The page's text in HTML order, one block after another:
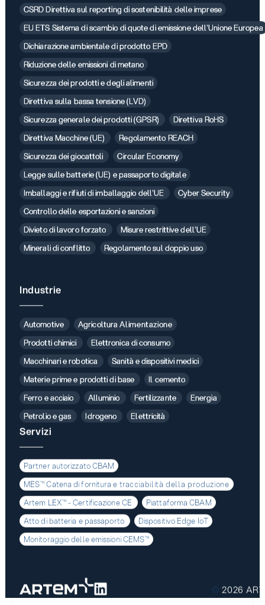
CSRD Direttiva sul reporting di sostenibilità delle imprese
EU ETS Sistema di scambio di quote di emissione dell'Unione Europea
Dichiarazione ambientale di prodotto EPD
Riduzione delle emissioni di metano
Sicurezza dei prodotti e degli alimenti
Direttiva sulla bassa tensione (LVD)
Sicurezza generale dei prodotti (GPSR)
Direttiva RoHS
Direttiva Macchine (UE)
Regolamento REACH
Sicurezza dei giocattoli
Circular Economy
Legge sulle batterie (UE) e passaporto digitale
Imballaggi e rifiuti di imballaggio dell'UE
Cyber Security
Controllo delle esportazioni e sanzioni
Divieto di lavoro forzato
Misure restrittive dell'UE
Minerali di conflitto
Regolamento sul doppio uso
Industrie
Automotive
Agricoltura Alimentazione
Prodotti chimici
Elettronica di consumo
Macchinari e robotica
Sanità e dispositivi medici
Materie prime e prodotti di base
Il cemento
Ferro e acciaio
Alluminio Fertilizzante
Energia
Petrolio e gas
Idrogeno Elettricità
Servizi
Partner autorizzato CBAM
MES™ Catena di fornitura e tracciabilità della produzione
Artem LEX™ - Certificazione CE
Piattaforma CBAM
Atto di batteria e passaporto
Dispositivo Edge IoT
Monitoraggio delle emissioni CEMS™
© 2026